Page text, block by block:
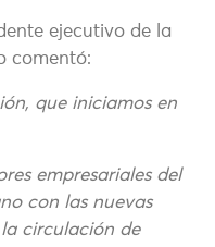
ejecutivo de la
comentó:
que iniciamos en
empresariales del
con las nuevas
circulación de